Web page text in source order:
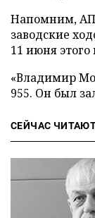
Напомним,
заводские
11 июня этого
«Владимир
955. Он был
СЕЙЧАС